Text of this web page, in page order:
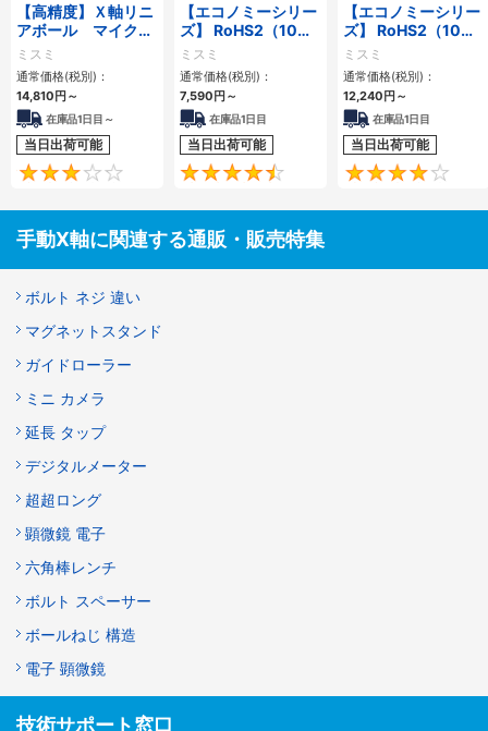
【高精度】Ｘ軸リニ
アボール マイクロ
メータヘッド/送り
ねじ/デジタル・粗
微動マイクロメータ
ヘッド
ミスミ
通常価格(税別)：
14,810円～
在庫品1日目～
当日出荷可能
3
【エコノミーシリー
ズ】 RoHS2（10物
質）対応 X軸 アリ溝
送りねじ式
ミスミ
通常価格(税別)：
7,590円～
在庫品1日目
当日出荷可能
4.7
【エコノミーシリー
ズ】 RoHS2（10物
質）対応 X軸 アリ溝
ラック＆ピニオン式
ロング
ミスミ
通常価格(税別)：
12,240円～
在庫品1日目
当日出荷可能
手動X軸に関連する通販・販売特集
ボルト ネジ 違い
マグネットスタンド
ガイドローラー
ミニ カメラ
延長 タップ
デジタルメーター
超超ロング
顕微鏡 電子
六角棒レンチ
ボルト スペーサー
ボールねじ 構造
電子 顕微鏡
技術サポート窓口